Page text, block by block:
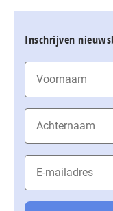
Inschrijven